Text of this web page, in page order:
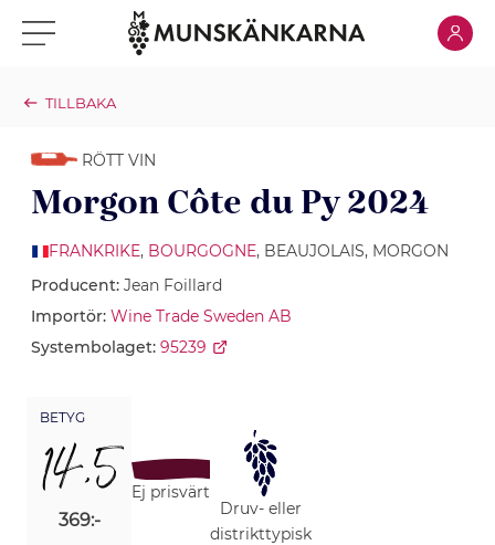
Klicka för meny Klicka
TILLBAKA
RÖTT VIN
Morgon Côte du Py 2024
FRANKRIKE, BOURGOGNE, BEAUJOLAIS, MORGON
Producent: Jean Foillard
Importör: Wine Trade Sweden AB
Systembolaget: 95239
BETYG
14,5
369:-
Ej prisvärt
Druv- eller
distrikttypisk